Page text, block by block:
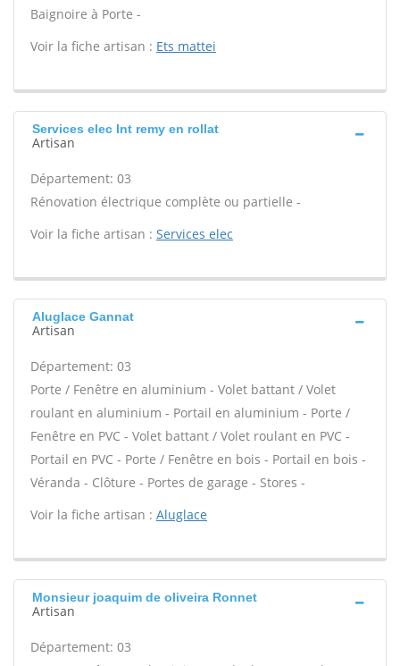
Baignoire à Porte -
Voir la fiche artisan : Ets mattei
Services elec Int remy en rollat
Artisan
Département: 03
Rénovation électrique complète ou partielle -
Voir la fiche artisan : Services elec
Aluglace Gannat
Artisan
Département: 03
Porte / Fenêtre en aluminium - Volet battant / Volet
roulant en aluminium - Portail en aluminium - Porte /
Fenêtre en PVC - Volet battant / Volet roulant en PVC -
Portail en PVC - Porte / Fenêtre en bois - Portail en bois -
Véranda - Clôture - Portes de garage - Stores -
Voir la fiche artisan : Aluglace
Monsieur joaquim de oliveira Ronnet
Artisan
Département: 03